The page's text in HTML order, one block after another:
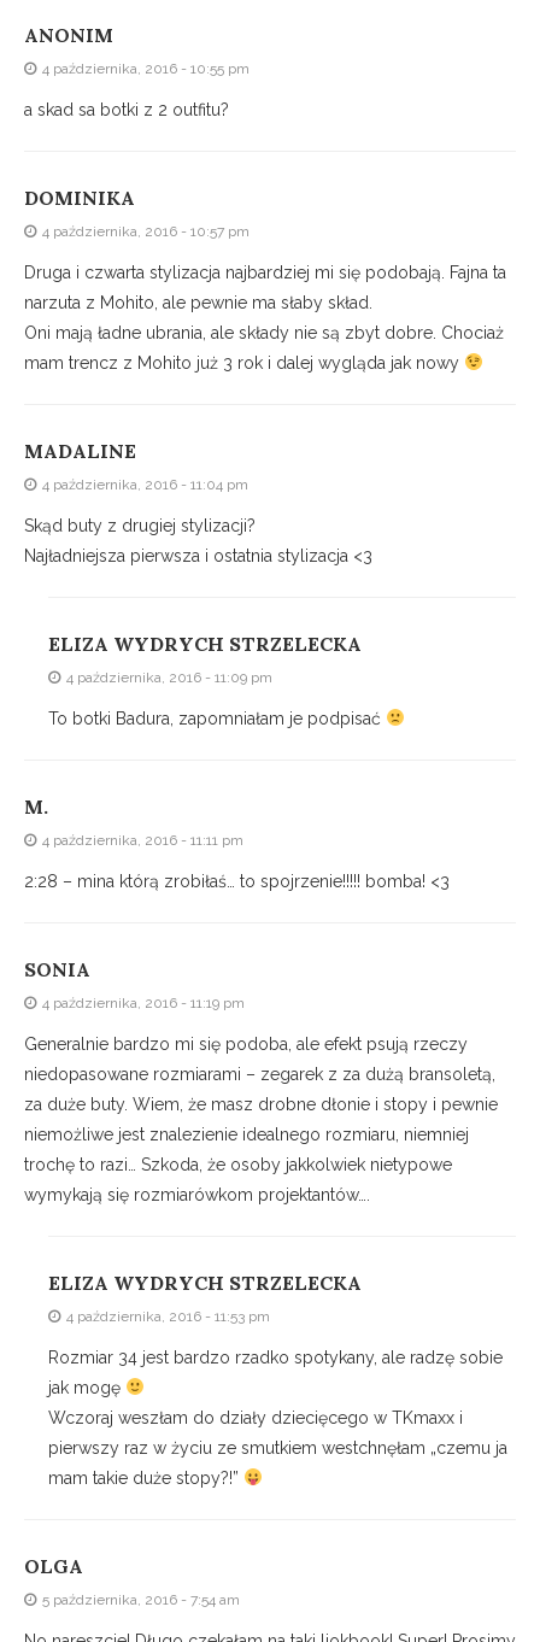
ANONIM
4 października, 2016 - 10:55 pm
a skad sa botki z 2 outfitu?
DOMINIKA
4 października, 2016 - 10:57 pm
Druga i czwarta stylizacja najbardziej mi się podobają. Fajna ta
narzuta z Mohito, ale pewnie ma słaby skład.
Oni mają ładne ubrania, ale składy nie są zbyt dobre. Chociaż
mam trencz z Mohito już 3 rok i dalej wygląda jak nowy
MADALINE
4 października, 2016 - 11:04 pm
Skąd buty z drugiej stylizacji?
Najładniejsza pierwsza i ostatnia stylizacja <3
ELIZA WYDRYCH STRZELECKA
4 października, 2016 - 11:09 pm
To botki Badura, zapomniałam je podpisać
M.
4 października, 2016 - 11:11 pm
2:28 – mina którą zrobiłaś… to spojrzenie!!!!! bomba! <3
SONIA
4 października, 2016 - 11:19 pm
Generalnie bardzo mi się podoba, ale efekt psują rzeczy
niedopasowane rozmiarami – zegarek z za dużą bransoletą,
za duże buty. Wiem, że masz drobne dłonie i stopy i pewnie
niemożliwe jest znalezienie idealnego rozmiaru, niemniej
trochę to razi… Szkoda, że osoby jakkolwiek nietypowe
wymykają się rozmiarówkom projektantów….
ELIZA WYDRYCH STRZELECKA
4 października, 2016 - 11:53 pm
Rozmiar 34 jest bardzo rzadko spotykany, ale radzę sobie
jak mogę
Wczoraj weszłam do działy dziecięcego w TKmaxx i
pierwszy raz w życiu ze smutkiem westchnęłam „czemu ja
mam takie duże stopy?!”
OLGA
5 października, 2016 - 7:54 am